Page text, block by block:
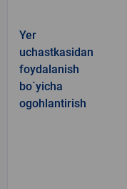
Yer
uchastkasidan
foydalanish
bo`yicha
ogohlantirish